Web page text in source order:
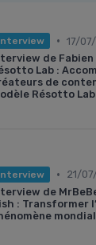
• 17/
de
Lab :
de
Résotto Lab
•
21/
de
: Transformer
mondial